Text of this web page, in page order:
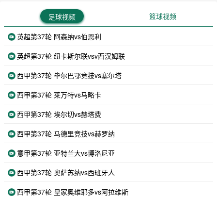
足球视频 篮球视频
英超第37轮 阿森纳vs伯恩利
英超第37轮 纽卡斯尔联vsv西汉姆联
西甲第37轮 毕尔巴鄂竞技vs塞尔塔
西甲第37轮 莱万特vs马略卡
西甲第37轮 埃尔切vs赫塔费
西甲第37轮 马德里竞技vs赫罗纳
意甲第37轮 亚特兰大vs博洛尼亚
西甲第37轮 奥萨苏纳vs西班牙人
西甲第37轮 皇家奥维耶多vs阿拉维斯